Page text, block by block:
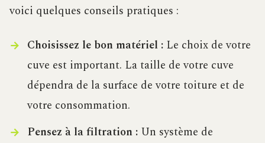
voici quelques conseils pratiques :
Choisissez le bon matériel :Le choix de votre
cuve est important. La taille de votre cuve
dépendra de la surface de votre toiture et de
votre consommation.
Pensez à la filtration :Un système de